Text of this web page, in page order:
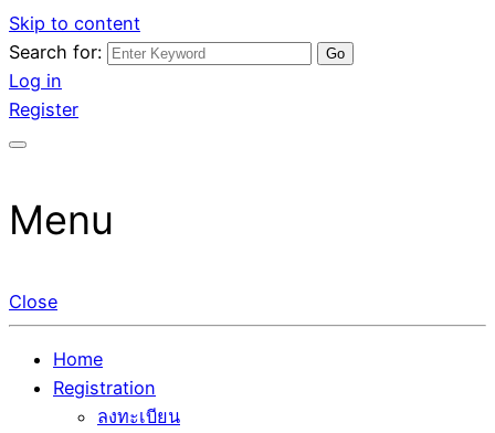
Skip to content
รับจ้างโพสต์ขายบ้าน ขายของ ติดหน้าแรก Google Ai Search
ราคาถูกที่สุด! เน้นความคุ้มค่า "ถูกและดีมีอยู่จริง" (เหมาะกับ
พ่อค้าแม่ค้า) บริการโพสต์เว็บบอร์ด SEO การันตีงานดี 100%
ขายบ้านไม่ออก ขายสินค้าไม่ได้ บอกเรา! รับจ้างลงโพสต์อสัง
หาฯ รับโพสเว็บบอร์ดSEO ดันติดหน้าแรก Google AI ชัวร์ 🎯
… ให้เราจัดการให้! ด้วยระบบ AI Search & SEO ที่แม่นยำที่สุด
Search for:
Log in
Register
Menu
Close
Home
Registration
ลงทะเบียน